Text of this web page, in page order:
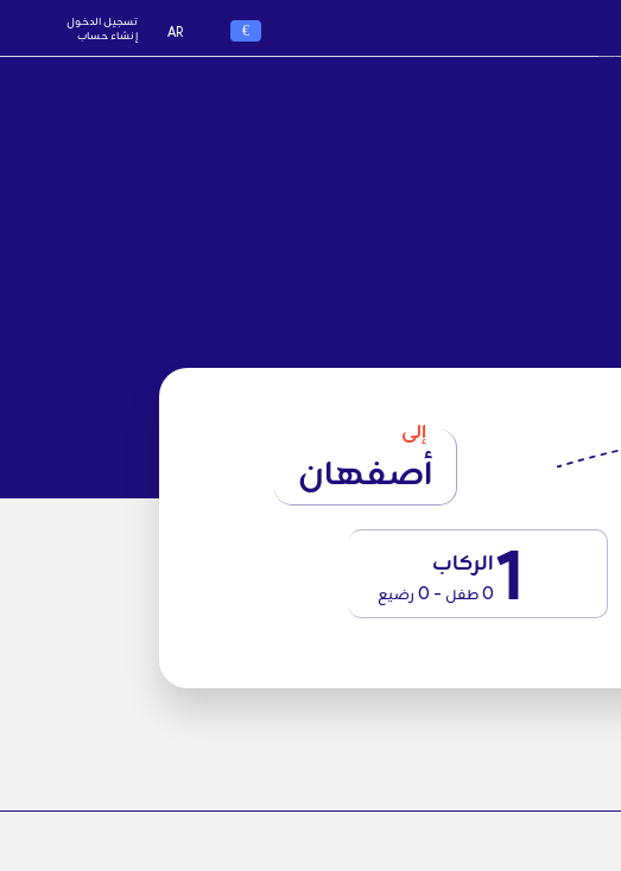
€
AR
تسجيل الدخول
إنشاء حساب
إلى
أصفهان
1الركاب
0 طفل - 0 رضيع